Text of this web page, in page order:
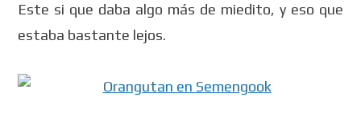
Este si que daba algo más de miedito, y eso que
estaba bastante lejos.